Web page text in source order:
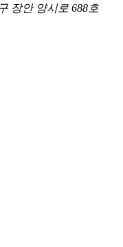
장안 양시로 688호